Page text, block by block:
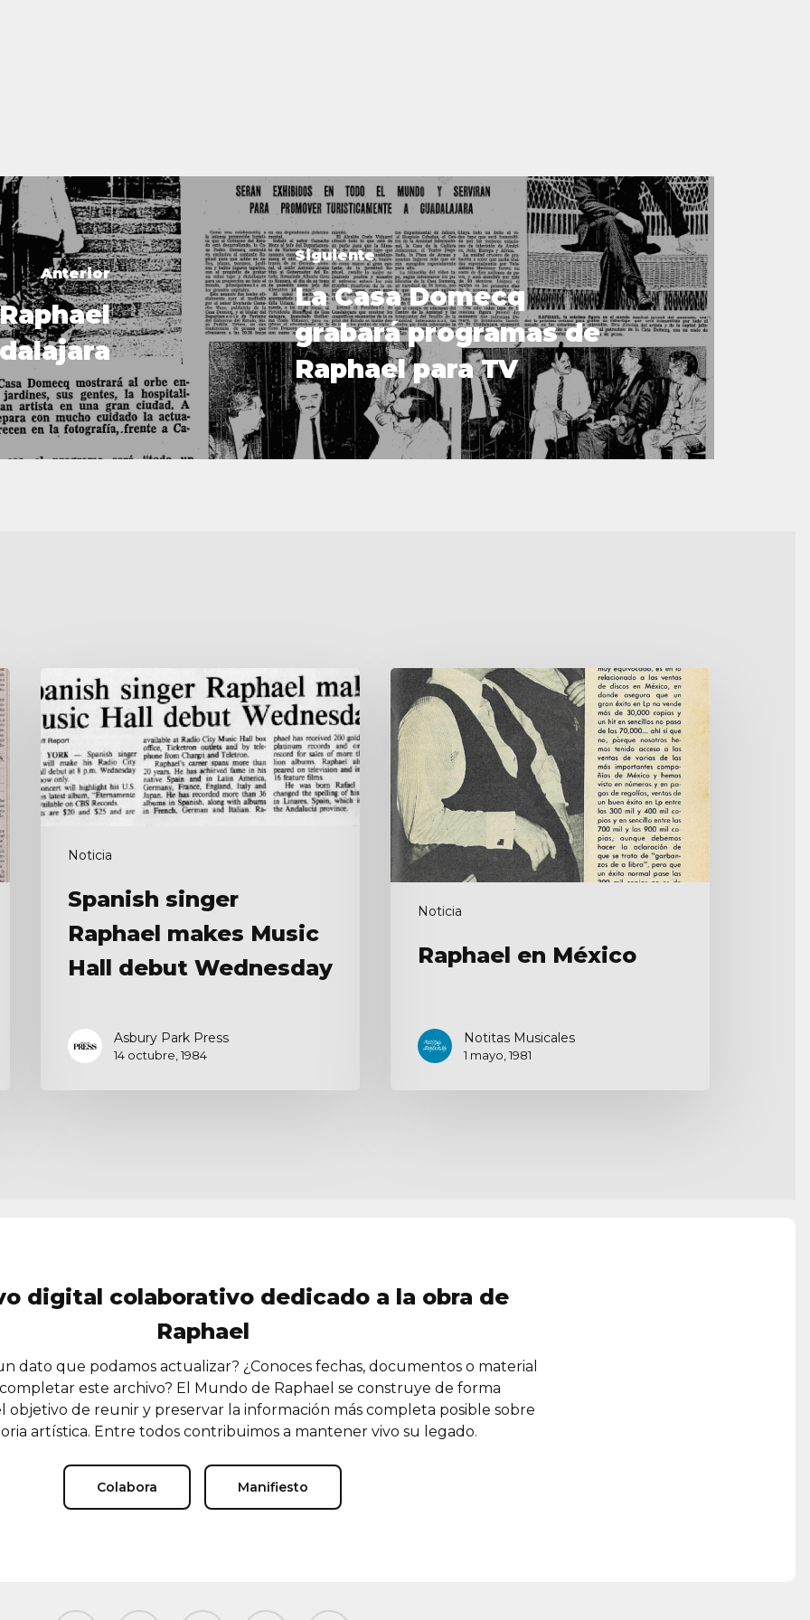
Anterior
Siguiente
La Casa Domecq
grabará programas de
Raphael para TV
Noticia
Spanish
singer
Raphael
makes
Music
Hall
debut
Spanish singer
Raphael makes Music
Hall debut Wednesday
Asbury Park Press
14 octubre, 1984
Noticia
Raphael
México
Raphael en México
Notitas Musicales
1 mayo, 1981
digital colaborativo dedicado a la obra de
Raphael
dato que podamos actualizar? ¿Conoces fechas, documentos o material
este archivo? El Mundo de Raphael se construye de forma
objetivo de reunir y preservar la información más completa posible sobre
artística. Entre todos contribuimos a mantener vivo su legado.
Colabora Manifiesto